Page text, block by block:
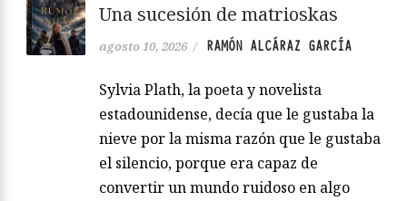
Una sucesión de matrioskas
agosto 10, 2026 / RAMÓN ALCÁRAZ GARCÍA
Sylvia Plath, la poeta y novelista
estadounidense, decía que le gustaba la
nieve por la misma razón que le gustaba
el silencio, porque era capaz de
convertir un mundo ruidoso en algo